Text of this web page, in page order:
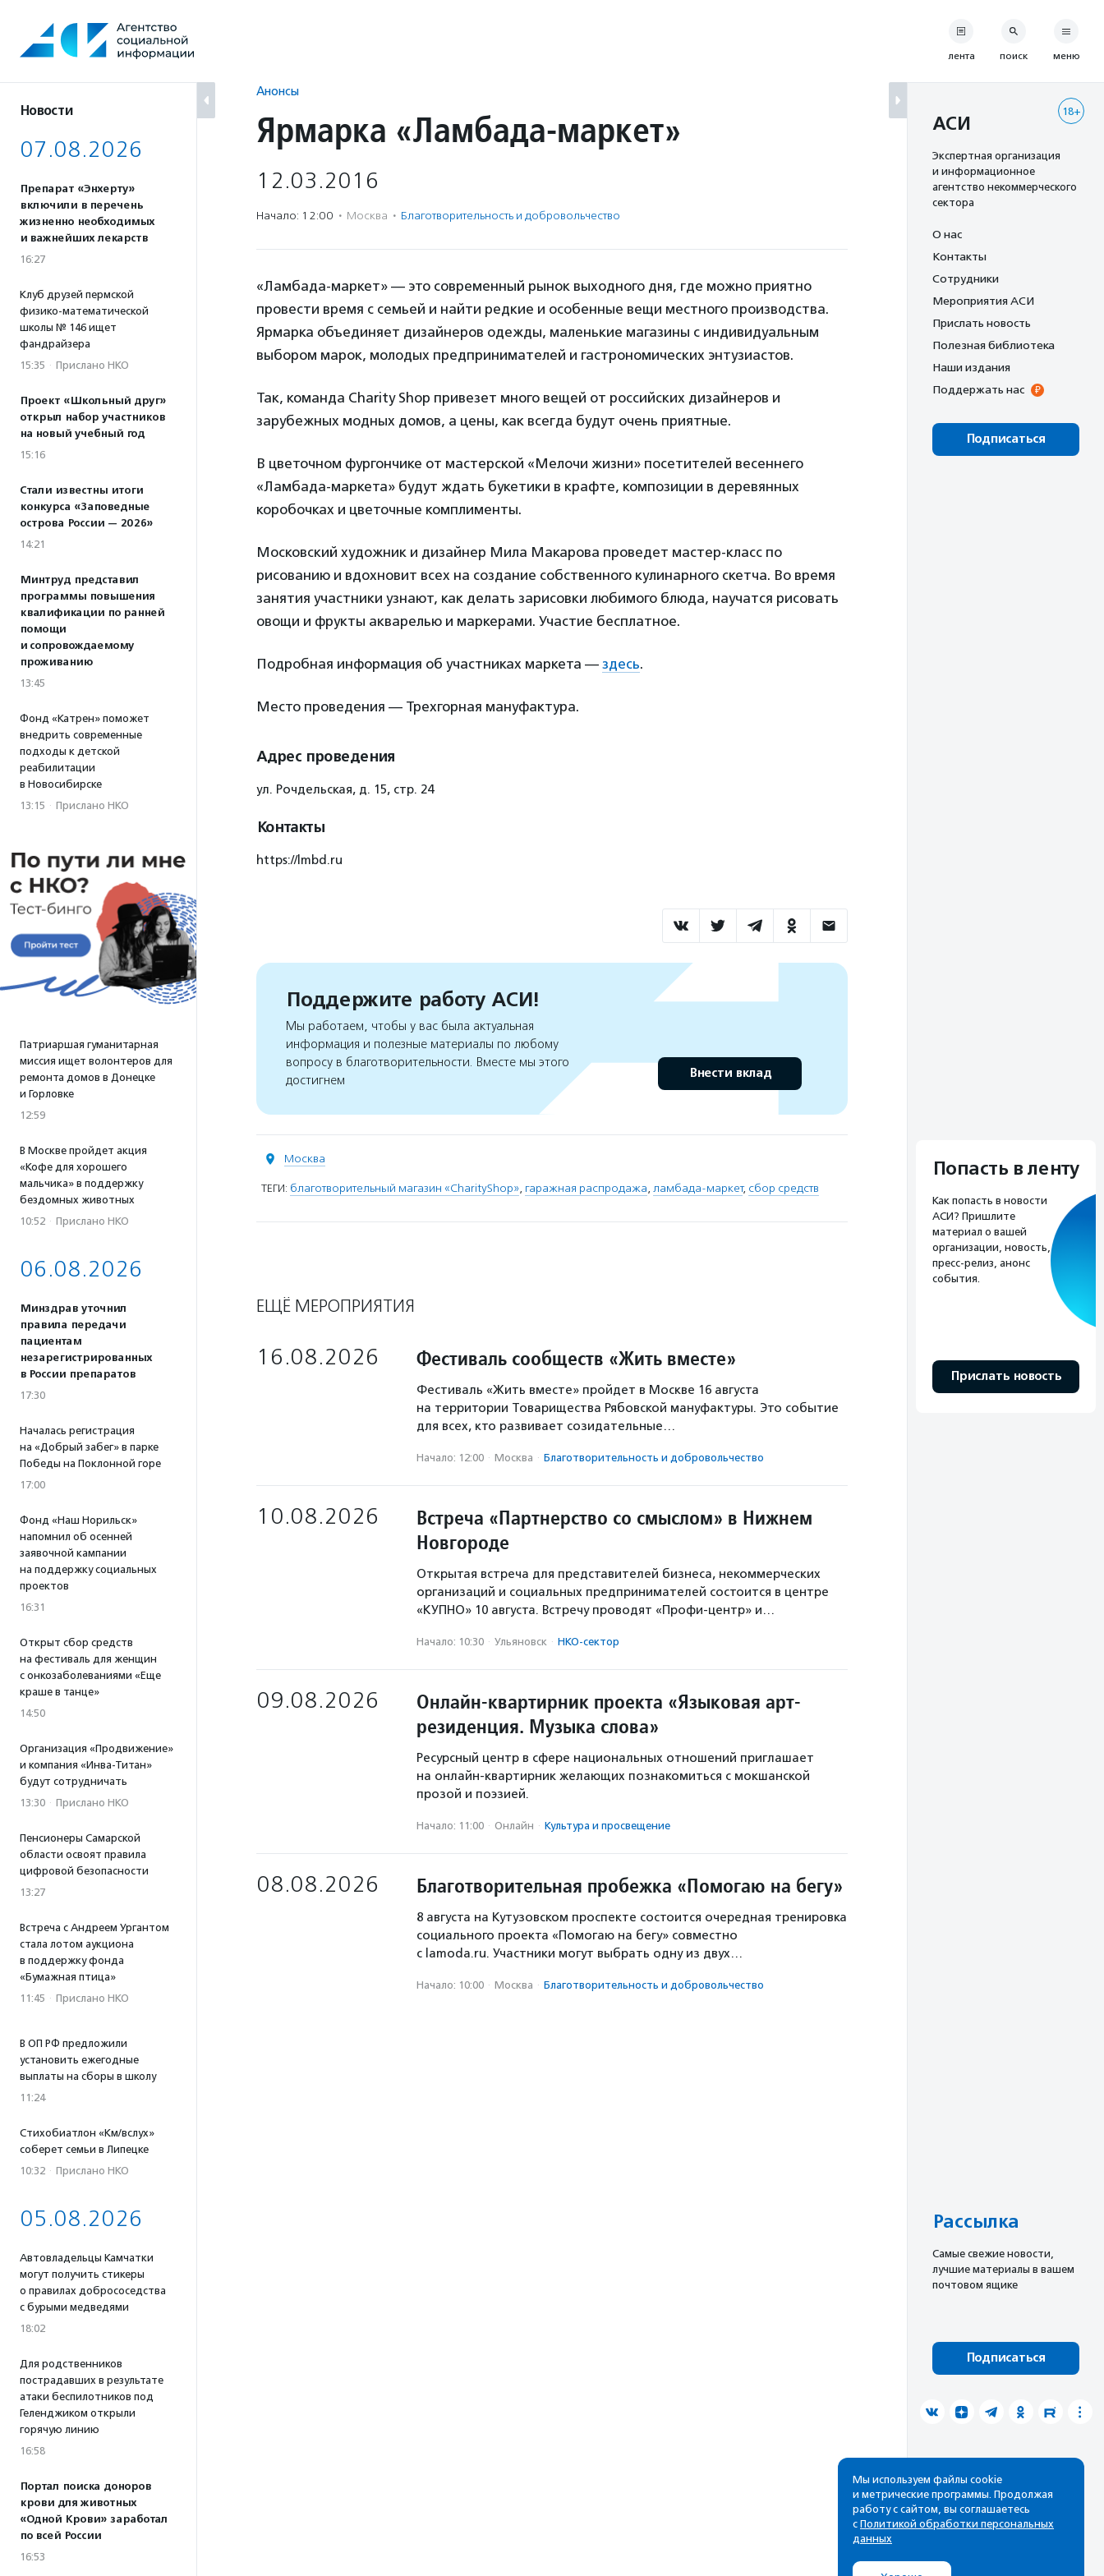
содержанию
Новости
07.08.2026
Препарат «Энхерту»
включили в перечень
жизненно необходимых
и важнейших лекарств
16:27
Клуб друзей пермской
физико-математической
школы № 146 ищет
фандрайзера
15:35 · Прислано НКО
Проект «Школьный друг»
открыл набор участников
на новый учебный год
15:16
Стали известны итоги
конкурса «Заповедные
острова России — 2026»
14:21
Минтруд представил
программы повышения
квалификации по ранней
помощи
и сопровождаемому
проживанию
13:45
Фонд «Катрен» поможет
внедрить современные
подходы к детской
реабилитации
в Новосибирске
13:15 · Прислано НКО
Патриаршая гуманитарная
миссия ищет волонтеров для
ремонта домов в Донецке
и Горловке
12:59
В Москве пройдет акция
«Кофе для хорошего
мальчика» в поддержку
бездомных животных
10:52 · Прислано НКО
06.08.2026
Минздрав уточнил
правила передачи
пациентам
незарегистрированных
в России препаратов
17:30
Началась регистрация
на «Добрый забег» в парке
Победы на Поклонной горе
17:00
Фонд «Наш Норильск»
напомнил об осенней
заявочной кампании
на поддержку социальных
проектов
16:31
Открыт сбор средств
на фестиваль для женщин
с онкозаболеваниями «Еще
краше в танце»
14:50
Организация «Продвижение»
и компания «Инва-Титан»
будут сотрудничать
13:30 · Прислано НКО
Пенсионеры Самарской
области освоят правила
цифровой безопасности
13:27
Встреча с Андреем Ургантом
стала лотом аукциона
в поддержку фонда
«Бумажная птица»
11:45 · Прислано НКО
В ОП РФ предложили
установить ежегодные
выплаты на сборы в школу
11:24
Стихобиатлон «Км/вслух»
соберет семьи в Липецке
10:32 · Прислано НКО
05.08.2026
Автовладельцы Камчатки
могут получить стикеры
о правилах добрососедства
с бурыми медведями
18:02
Для родственников
пострадавших в результате
атаки беспилотников под
Геленджиком открыли
горячую линию
16:58
Портал поиска доноров
крови для животных
«Одной Крови» заработал
по всей России
16:53
Анонсы
Ярмарка «Ламбада-маркет»
12.03.2016
Начало: 12:00 · Москва · Благотвори­тель­ность и доброволь­чест­во
«Ламбада-маркет» — это современный рынок выходного дня, где можно приятно
провести время с семьей и найти редкие и особенные вещи местного производства.
Ярмарка объединяет дизайнеров одежды, маленькие магазины с индивидуальным
выбором марок, молодых предпринимателей и гастрономических энтузиастов.
Так, команда Charity Shop привезет много вещей от российских дизайнеров и
зарубежных модных домов, а цены, как всегда будут очень приятные.
В цветочном фургончике от мастерской «Мелочи жизни» посетителей весеннего
«Ламбада-маркета» будут ждать букетики в крафте, композиции в деревянных
коробочках и цветочные комплименты.
Московский художник и дизайнер Мила Макарова проведет мастер-класс по
рисованию и вдохновит всех на создание собственного кулинарного скетча. Во время
занятия участники узнают, как делать зарисовки любимого блюда, научатся рисовать
овощи и фрукты акварелью и маркерами. Участие бесплатное.
Подробная информация об участниках маркета — здесь.
Место проведения — Трехгорная мануфактура.
Адрес проведения
ул. Рочдельская, д. 15, стр. 24
Контакты
https://lmbd.ru
Поддержите работу АСИ!
Мы работаем, чтобы у вас была актуальная
информация и полезные материалы по любому
вопросу в благотворительности. Вместе мы этого
достигнем
Внести вклад
Москва
ТЕГИ: благотворительный магазин «CharityShop», гаражная распродажа, ламбада-маркет, сбор средств
ЕЩЁ МЕРОПРИЯТИЯ
16.08.2026 Фестиваль сообществ «Жить вместе»
Фестиваль «Жить вместе» пройдет в Москве 16 августа
на территории Товарищества Рябовской мануфактуры. Это событие
для всех, кто развивает созидательные…
Начало: 12:00 · Москва · Благотвори­тель­ность и доброволь­чест­во
10.08.2026
Встреча «Партнерство со смыслом» в Нижнем
Новгороде
Открытая встреча для представителей бизнеса, некоммерческих
организаций и социальных предпринимателей состоится в центре
«КУПНО» 10 августа. Встречу проводят «Профи-центр» и…
Начало: 10:30 · Ульяновск · НКО-сектор
09.08.2026
Онлайн-квартирник проекта «Языковая арт-
резиденция. Музыка слова»
Ресурсный центр в сфере национальных отношений приглашает
на онлайн-квартирник желающих познакомиться с мокшанской
прозой и поэзией.
Начало: 11:00 · Онлайн · Культура и просвещение
08.08.2026 Благотворительная пробежка «Помогаю на бегу»
8 августа на Кутузовском проспекте состоится очередная тренировка
социального проекта «Помогаю на бегу» совместно
с lamoda.ru. Участники могут выбрать одну из двух…
Начало: 10:00 · Москва · Благотвори­тель­ность и доброволь­чест­во
лента поиск меню
18+
АСИ
Экспертная организация
и информационное
агентство некоммерческого
сектора
О нас
Контакты
Сотрудники
Мероприятия АСИ
Прислать новость
Полезная библиотека
Наши издания
Поддержать нас
Подписаться
Попасть в ленту
Как попасть в новости
АСИ? Пришлите
материал о вашей
организации, новость,
пресс-релиз, анонс
события.
Прислать новость
Рассылка
Cамые свежие новости,
лучшие материалы в вашем
почтовом ящике
Подписаться
Мы используем файлы cookie
и метрические программы. Продолжая
работу с сайтом, вы соглашаетесь
с Политикой обработки персональных
данных